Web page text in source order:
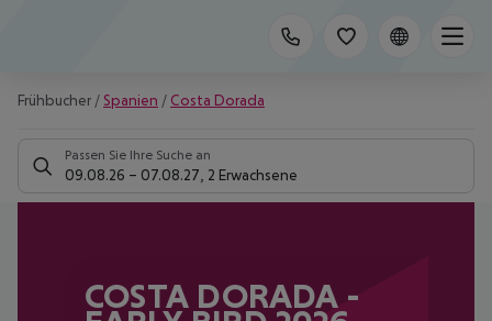
Frühbucher / Spanien / Costa Dorada
Passen Sie Ihre Suche an
09.08.26 – 07.08.27 2 Erwachsene
COSTA DORADA -